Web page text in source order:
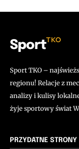
SportTKO
Sport TKO –
regionu! Relacje z
analizy i kulisy
żyje sportowy świat
PRZYDATNE STRONY